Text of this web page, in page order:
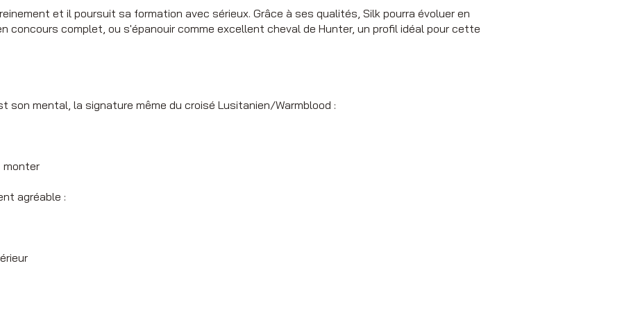
et il poursuit sa formation avec sérieux. Grâce à ses qualités, Silk pourra évoluer en
concours complet, ou s'épanouir comme excellent cheval de Hunter, un profil idéal pour cette
son mental, la signature même du croisé Lusitanien/Warmblood :
monter
agréable :